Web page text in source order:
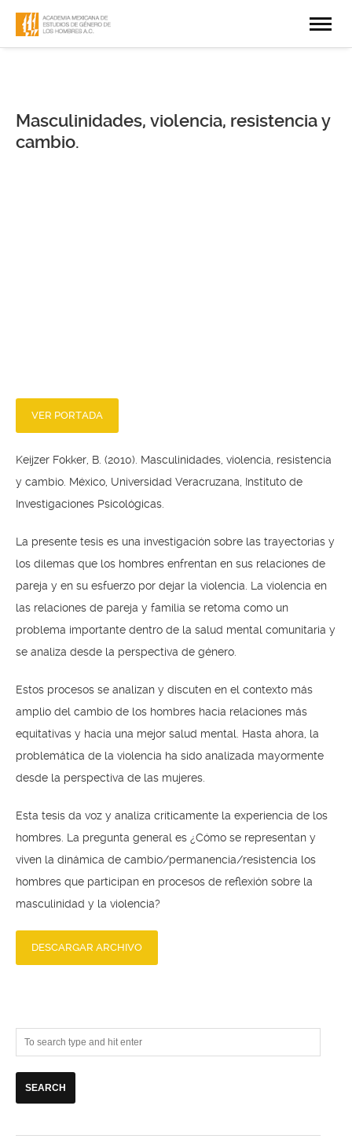
Masculinidades, violencia, resistencia y
cambio.
VER PORTADA
Keijzer Fokker, B. (2010). Masculinidades, violencia, resistencia
y cambio. México, Universidad Veracruzana, Instituto de
Investigaciones Psicológicas.
La presente tesis es una investigación sobre las trayectorias y
los dilemas que los hombres enfrentan en sus relaciones de
pareja y en su esfuerzo por dejar la violencia. La violencia en
las relaciones de pareja y familia se retoma como un
problema importante dentro de la salud mental comunitaria y
se analiza desde la perspectiva de género.
Estos procesos se analizan y discuten en el contexto más
amplio del cambio de los hombres hacia relaciones más
equitativas y hacia una mejor salud mental. Hasta ahora, la
problemática de la violencia ha sido analizada mayormente
desde la perspectiva de las mujeres.
Esta tesis da voz y analiza críticamente la experiencia de los
hombres. La pregunta general es ¿Cómo se representan y
viven la dinámica de cambio/permanencia/resistencia los
hombres que participan en procesos de reflexión sobre la
masculinidad y la violencia?
DESCARGAR ARCHIVO